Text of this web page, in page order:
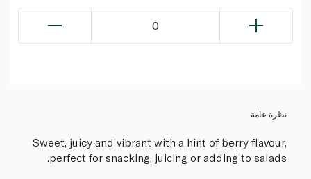
0
نظرة عامة
Sweet, juicy and vibrant with a hint of berry flavour,
perfect for snacking, juicing or adding to salads.